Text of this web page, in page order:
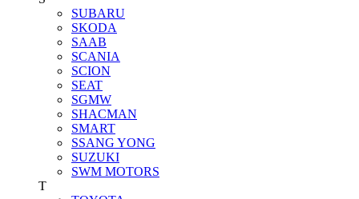
SUBARU
SKODA
SAAB
SCANIA
SCION
SEAT
SGMW
SHACMAN
SMART
SSANG YONG
SUZUKI
SWM MOTORS
T